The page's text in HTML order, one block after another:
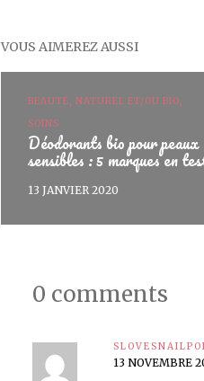
VOUS AIMEREZ AUSSI
BEAUTÉ, NATUREL ET/OU BIO,
SOINS
Déodorants bio pour peaux
sensibles : 5 marques en
13 JANVIER 2020
0 comments
13 NOVEMBRE